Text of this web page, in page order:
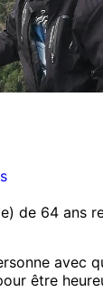
de 64 ans
avec
être